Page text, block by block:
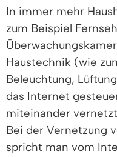
In immer mehr
zum Beispiel
Haustechnik (wie
Beleuchtung,
das Internet
miteinander
Bei der Vernetzung
spricht man vom